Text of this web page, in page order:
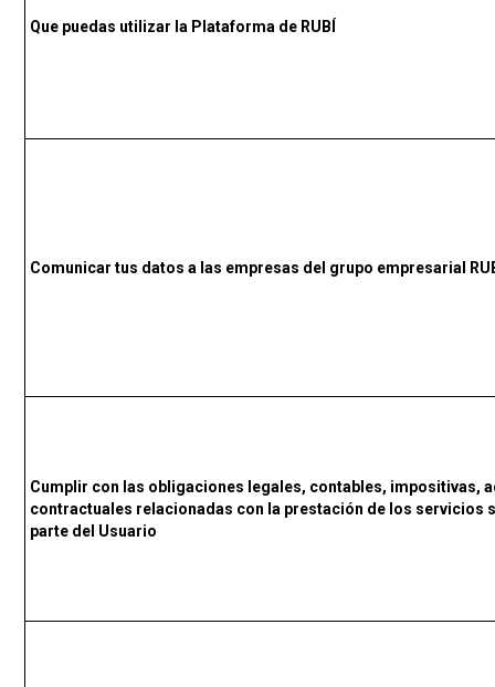
Que puedas utilizar la Plataforma de RUBÍ
Comunicar tus datos a las empresas del grupo empresarial
Cumplir con las obligaciones legales, contables, impositivas,
contractuales relacionadas con la prestación de los servicios
parte del Usuario